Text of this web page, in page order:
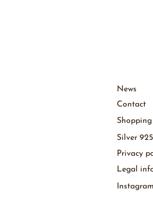
News
Contact
Silver
Privacy
Legal
Instagram​